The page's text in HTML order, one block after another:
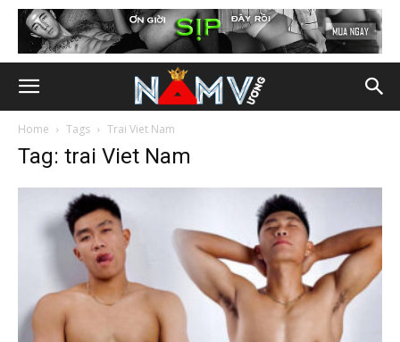
Home Tags Trai Viet Nam
Tag: trai Viet Nam